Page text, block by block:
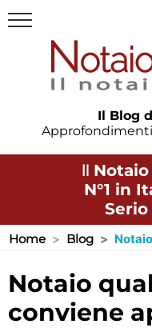
Il Blog
Il
N°1 in
Home Blog
notaio quale società
conviene